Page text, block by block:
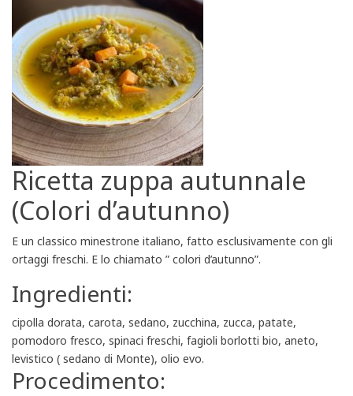
Ricetta zuppa autunnale
(Colori d’autunno)
E un classico minestrone italiano, fatto esclusivamente con gli
ortaggi freschi. E lo chiamato ” colori d’autunno”.
Ingredienti:
cipolla dorata, carota, sedano, zucchina, zucca, patate,
pomodoro fresco, spinaci freschi, fagioli borlotti bio, aneto,
levistico ( sedano di Monte), olio evo.
Procedimento: